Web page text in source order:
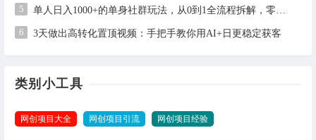
5 单人日入1000+的单身社群玩法，从0到1全流程拆解，零基础也能照做
6 3天做出高转化置顶视频：手把手教你用AI+日更稳定获客
类别小工具
网创项目大全 网创项目引流 网创项目经验